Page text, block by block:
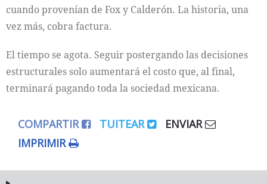
cuando provenían de Fox y Calderón. La historia, una
vez más, cobra factura.
El tiempo se agota. Seguir postergando las decisiones
estructurales solo aumentará el costo que, al final,
terminará pagando toda la sociedad mexicana.
COMPARTIR TUITEAR
ENVIAR
IMPRIMIR